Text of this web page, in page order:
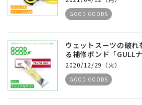
GOOD GOODS
ウェットスーツの破
る補修ボンド「GULL
2020/12/29（火）
GOOD GOODS